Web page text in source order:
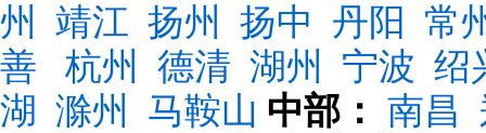
州
靖江 扬州 扬中 丹阳
常
善
杭州 德清 湖州 宁波 绍
湖 滁州 马鞍山 中部： 南昌